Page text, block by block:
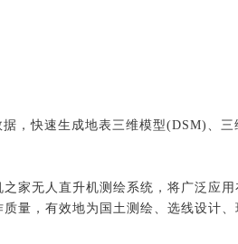
，快速生成地表三维模型(DSM)、三
家无人直升机测绘系统，将广泛应
量，有效地为国土测绘、选线设计